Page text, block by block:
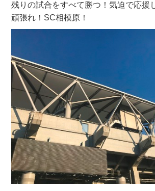
残りの試合をすべて勝つ！気迫で応援
頑張れ！SC相模原！